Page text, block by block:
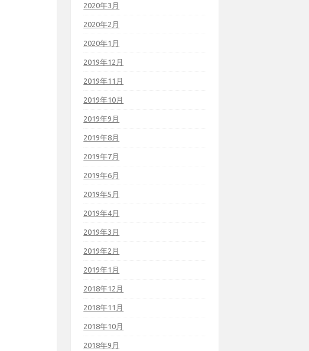
2020年3月
2020年2月
2020年1月
2019年12月
2019年11月
2019年10月
2019年9月
2019年8月
2019年7月
2019年6月
2019年5月
2019年4月
2019年3月
2019年2月
2019年1月
2018年12月
2018年11月
2018年10月
2018年9月